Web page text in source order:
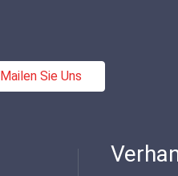
Mailen Sie Uns